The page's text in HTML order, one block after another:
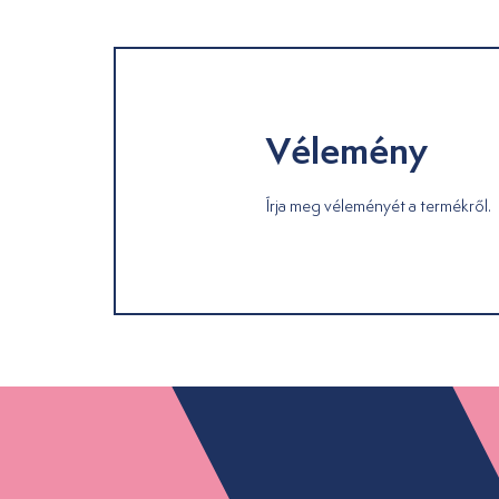
Vélemény
Írja meg véleményét a termékről.